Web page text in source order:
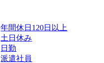
年間休日120日以上
土日休み
日勤
派遣社員